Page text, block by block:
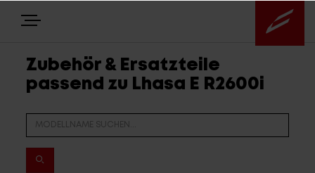
E-BIKES
BIKES
NEWS
Zubehör & Ersatzteile
passend zu Lhasa E R2600i